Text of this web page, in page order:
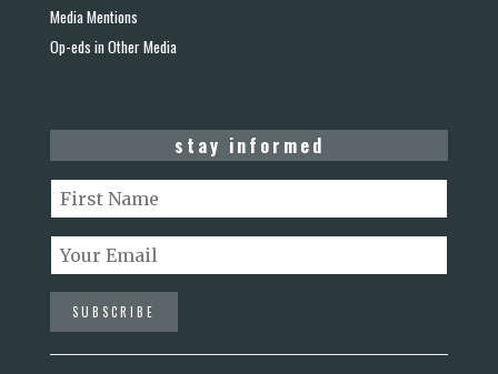
Media Mentions
Op-eds in Other Media
stay informed